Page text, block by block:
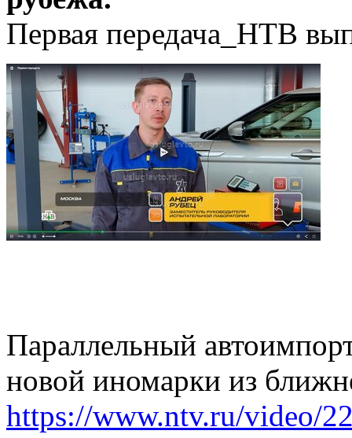
Первая передача_НТВ
Параллельный
новой иномарки из
https://www.ntv.ru/video/